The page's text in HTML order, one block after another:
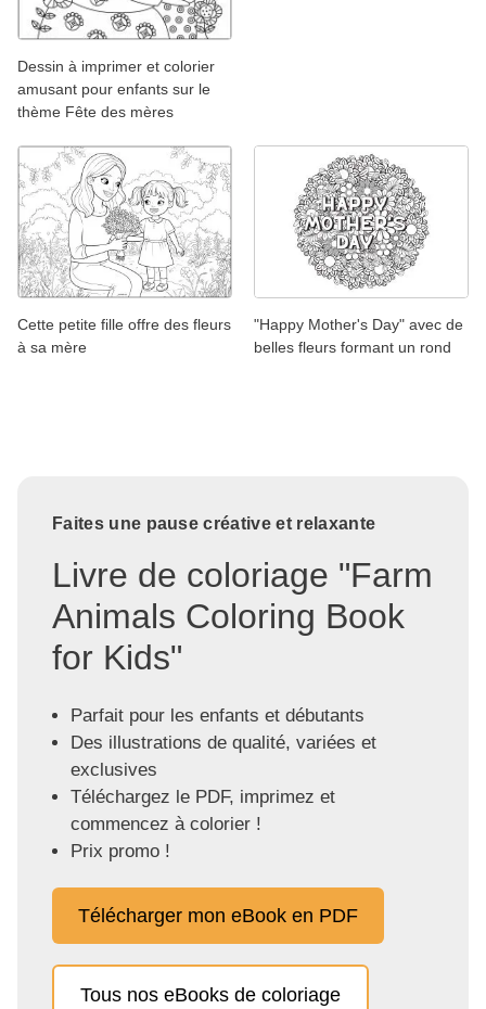
Dessin à imprimer et colorier
amusant pour enfants sur le
thème Fête des mères
Cette petite fille offre des fleurs
à sa mère
"Happy Mother's Day" avec de
belles fleurs formant un rond
Faites une pause créative et relaxante
Livre de coloriage "Farm
Animals Coloring Book
for Kids"
Parfait pour les enfants et débutants
Des illustrations de qualité, variées et
exclusives
Téléchargez le PDF, imprimez et
commencez à colorier !
Prix promo !
Télécharger mon eBook en PDF
Tous nos eBooks de coloriage